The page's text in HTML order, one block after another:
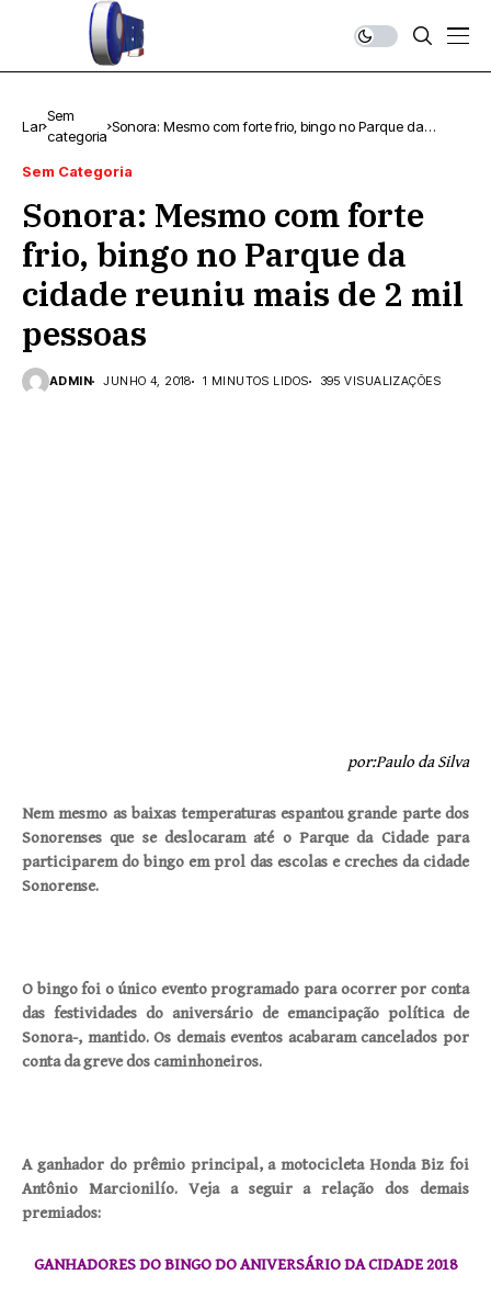
Lar
Sem
categoria
Sonora: Mesmo com forte frio, bingo no Parque da
Sem Categoria
Sonora: Mesmo com forte
frio, bingo no Parque da
cidade reuniu mais de 2 mil
pessoas
ADMIN JUNHO 4, 2018 1 MINUTOS LIDOS 395 VISUALIZAÇÕES
por:Paulo da Silva
Nem mesmo as baixas temperaturas espantou grande parte dos
Sonorenses que se deslocaram até o Parque da Cidade para
participarem do bingo em prol das escolas e creches da cidade
Sonorense.
O bingo foi o único evento programado para ocorrer por conta
das festividades do aniversário de emancipação política de
Sonora-, mantido. Os demais eventos acabaram cancelados por
conta da greve dos caminhoneiros.
A ganhador do prêmio principal, a motocicleta Honda Biz foi
Antônio Marcionilío. Veja a seguir a relação dos demais
premiados:
GANHADORES DO BINGO DO ANIVERSÁRIO DA CIDADE 2018